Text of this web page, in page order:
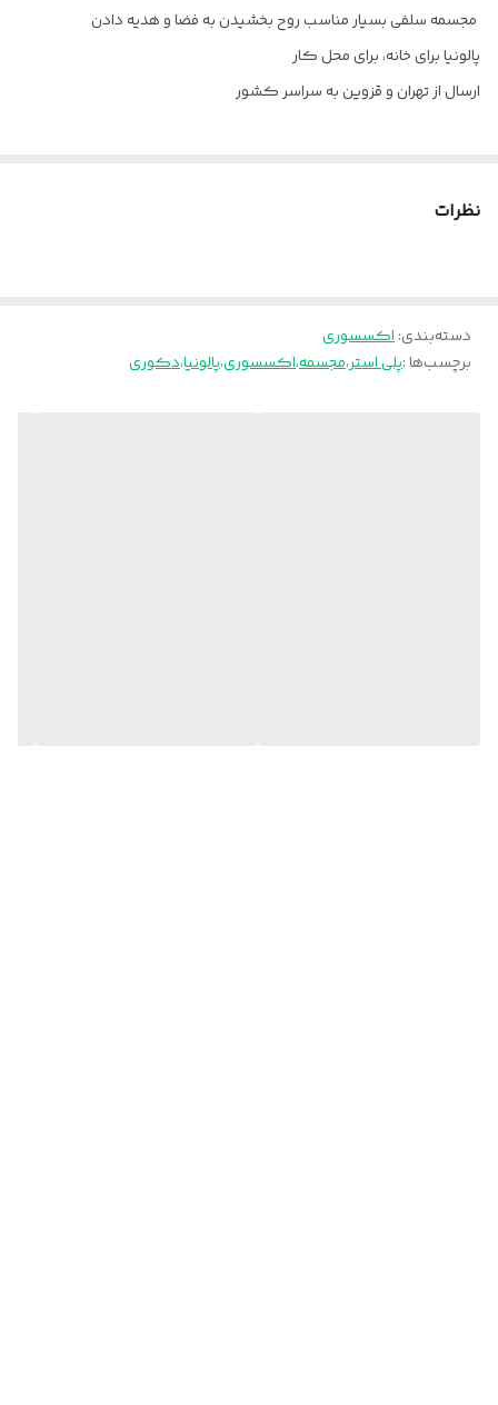
پالونیا برای خانه، برای محل کار
ارسال از تهران و قزوین به سراسر کشور
نظرات
دسته‌بندی:اکسسوری
برچسب‌ها :پلی استر،مجسمه،اکسسوری،پالونیا،دکوری